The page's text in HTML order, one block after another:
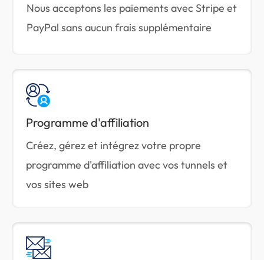
Nous acceptons les paiements avec Stripe et
PayPal sans aucun frais supplémentaire
Programme d'affiliation
Créez, gérez et intégrez votre propre
programme d'affiliation avec vos tunnels et
vos sites web